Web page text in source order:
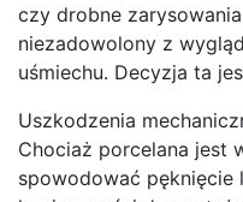
czy drobne
niezadowolony z
uśmiechu. Decyzja ta
Uszkodzenia
Chociaż porcelana jest
spowodować pęknięcie